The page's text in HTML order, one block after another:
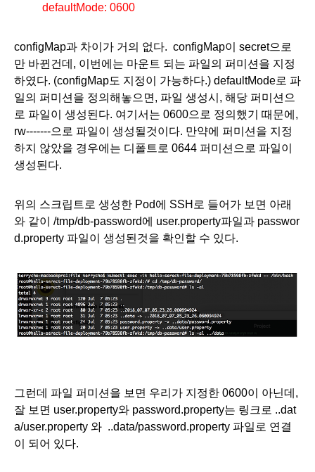
defaultMode: 0600
configMap과 차이가 거의 없다.  configMap이 secret으로
만 바뀐건데, 이번에는 마운트 되는 파일의 퍼미션을 지정
하였다. (configMap도 지정이 가능하다.) defaultMode로 파
일의 퍼미션을 정의해놓으면, 파일 생성시, 해당 퍼미션으
로 파일이 생성된다. 여기서는 0600으로 정의했기 때문에,
rw-------으로 파일이 생성될것이다. 만약에 퍼미션을 지정
하지 않았을 경우에는 디폴트로 0644 퍼미션으로 파일이
생성된다.
위의 스크립트로 생성한 Pod에 SSH로 들어가 보면 아래
와 같이 /tmp/db-password에 user.property파일과 passwor
d.property 파일이 생성된것을 확인할 수 있다.
그런데 파일 퍼미션을 보면 우리가 지정한 0600이 아닌데,
잘 보면 user.property와 password.property는 링크로 ..dat
a/user.property 와  ..data/password.property 파일로 연결
이 되어 있다.